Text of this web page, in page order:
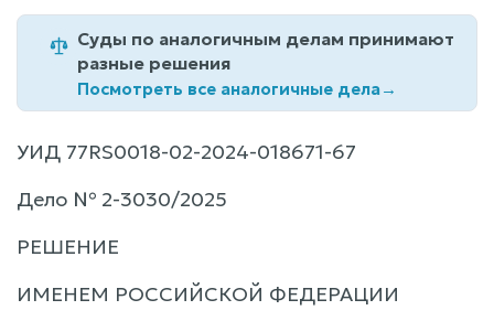
Суды по аналогичным делам принимают
разные решения
Посмотреть все аналогичные дела→
УИД 77RS0018-02-2024-018671-67
Дело № 2-3030/2025
РЕШЕНИЕ
ИМЕНЕМ РОССИЙСКОЙ ФЕДЕРАЦИИ